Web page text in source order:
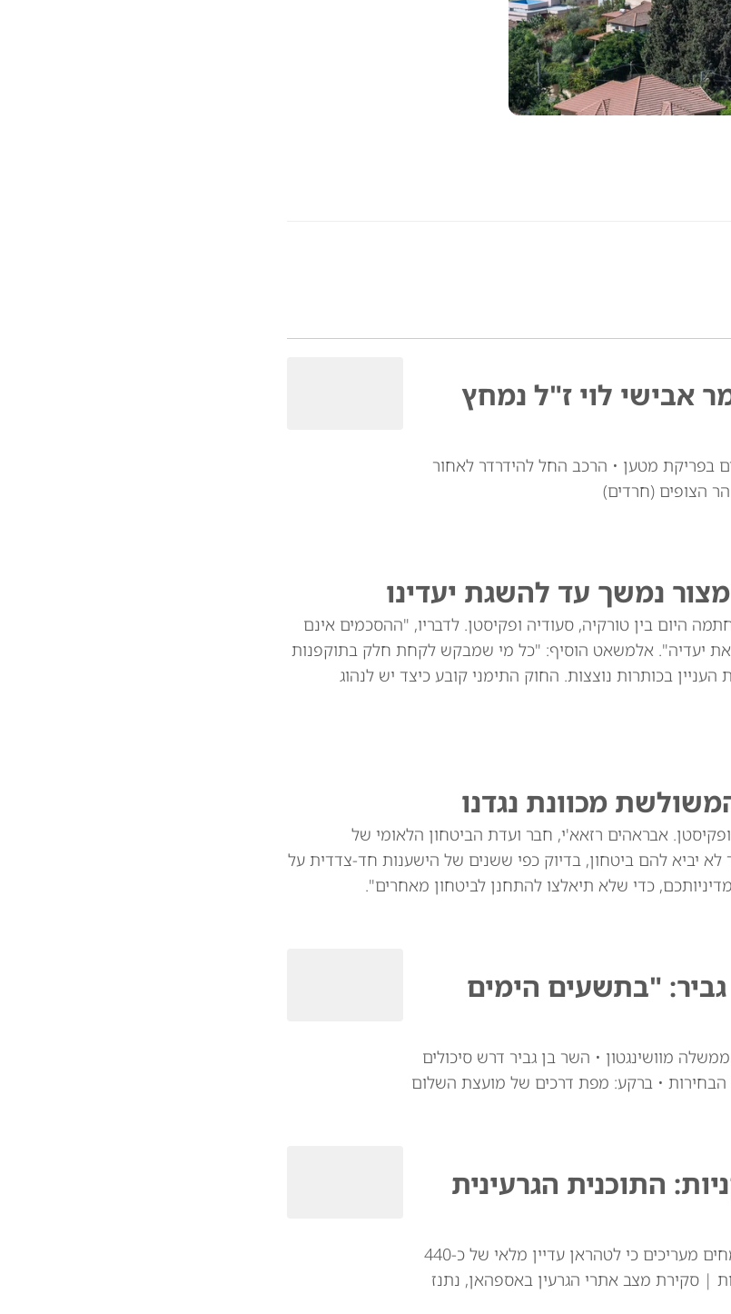
אבישי לוי ז"ל נמחץ
מרכבו לסייע לנוסעים בפריקת מטען • הרכב החל להידרדר לאחור
הצופים (חרדים)
נמשך עד להשגת יעדינו
היום בין טורקיה, סעודיה ופקיסטן. לדבריו, "ההסכמים אינם
יעדיה". אלמשאט הוסיף: "כל מי שמבקש לקחת חלק בתוקפנות
גם אם יעטוף את העניין בכותרות נוצצות. החוק התימני קובע כיצד יש לנהוג
מכוונת נגדנו
אבראהים רזאא'י, חבר ועדת הביטחון הלאומי של
יביא להם ביטחון, בדיוק כפי ששנים של הישענות חד-צדדית על
כדי שלא תיאלצו להתחנן לביטחון מאחרים".
"בתשעים הימים
מוושינגטון • השר בן גביר דרש סיכולים
• ברקע: מפת דרכים של מועצת השלום
התוכנית הגרעינית
למרות התקיפות האמריקאיות באתרי ההעשרה המרכזיים, מומחים מעריכים כי לטהראן עדיין מלאי של כ-440
| סקירת מצב אתרי הגרעין באספהאן, נתנז